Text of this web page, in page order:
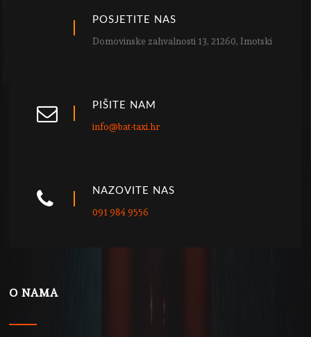
POSJETITE NAS
Domovinske zahvalnosti 13, 21260, Imotski
PIŠITE NAM
info@bat-taxi.hr
NAZOVITE NAS
091 984 9556
O NAMA